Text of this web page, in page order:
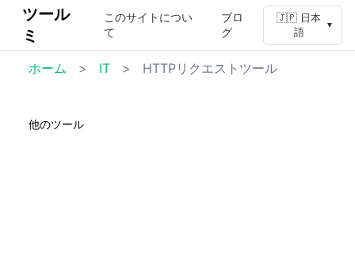
ツール
ミ
このサイトについ
て
ブロ
グ
🇯🇵 日本
語
▼
ホーム > IT > HTTPリクエストツール
他のツール